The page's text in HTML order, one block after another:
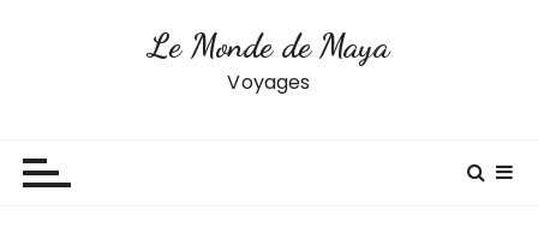
Le Monde de Maya
Voyages